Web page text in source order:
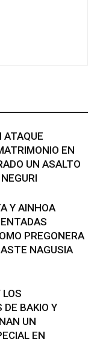
ATAQUE
EN
UN ASALTO
Y AINHOA
PREGONERA
NAGUSIA
LOS
DE BAKIO Y
UN
EN